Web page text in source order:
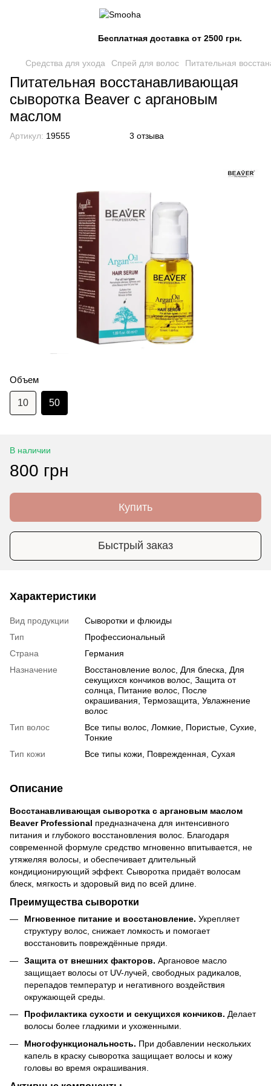
Бесплатная доставка от 2500 грн.
Средства для ухода Спрей для волос Питательная
Питательная восстанавливающая
сыворотка Beaver с аргановым
маслом
Артикул: 19555 3 отзыва
Объем
10 50
В наличии
800 грн
Купить
Быстрый заказ
Характеристики
Вид продукции
Сыворотки и флюиды
Тип
Профессиональный
Страна
Германия
Назначение
Восстановление волос, Для блеска, Для
секущихся кончиков волос, Защита от
солнца, Питание волос, После
окрашивания, Термозащита, Увлажнение
волос
Тип волос
Все типы волос, Ломкие, Пористые, Сухие,
Тонкие
Тип кожи
Все типы кожи, Поврежденная, Сухая
Описание
Восстанавливающая сыворотка с аргановым маслом
Beaver Professional предназначена для интенсивного
питания и глубокого восстановления волос. Благодаря
современной формуле средство мгновенно впитывается, не
утяжеляя волосы, и обеспечивает длительный
кондиционирующий эффект. Сыворотка придаёт волосам
блеск, мягкость и здоровый вид по всей длине.
Преимущества сыворотки
Мгновенное питание и восстановление. Укрепляет
структуру волос, снижает ломкость и помогает
восстановить повреждённые пряди.
Защита от внешних факторов. Аргановое масло
защищает волосы от UV-лучей, свободных радикалов,
перепадов температур и негативного воздействия
окружающей среды.
Профилактика сухости и секущихся кончиков. Делает
волосы более гладкими и ухоженными.
Многофункциональность. При добавлении нескольких
капель в краску сыворотка защищает волосы и кожу
головы во время окрашивания.